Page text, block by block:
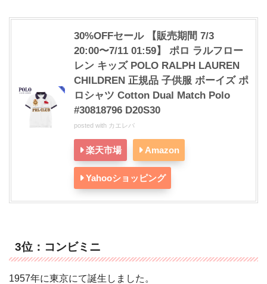
30%OFFセール 【販売期間 7/3
20:00〜7/11 01:59】 ポロ ラルフロー
レン キッズ POLO RALPH LAUREN
CHILDREN 正規品 子供服 ボーイズ ポ
ロシャツ Cotton Dual Match Polo
#30818796 D20S30
posted with カエレバ
楽天市場 Amazon
Yahooショッピング
3位：コンビミニ
1957年に東京にて誕生しました。